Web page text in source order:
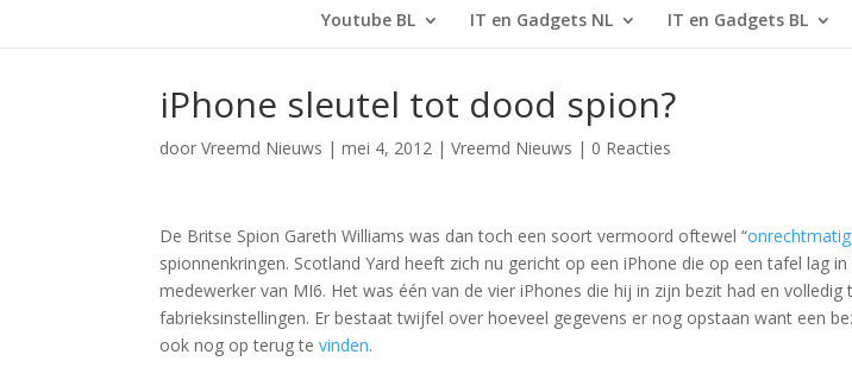
Youtube BL IT en Gadgets NL IT en Gadgets BL
iPhone sleutel tot dood spion?
doorVreemd Nieuws |mei 4, 2012 |Vreemd Nieuws | 0 Reacties
De Britse Spion Gareth Williams was dan toch een soort vermoord oftewel “
spionnenkringen. Scotland Yard heeft zich nu gericht op een iPhone die op een tafel lag
medewerker van MI6. Het was één van de vier iPhones die hij in zijn bezit had en volledig
fabrieksinstellingen. Er bestaat twijfel over hoeveel gegevens er nog opstaan want een
ook nog op terug tevinden.